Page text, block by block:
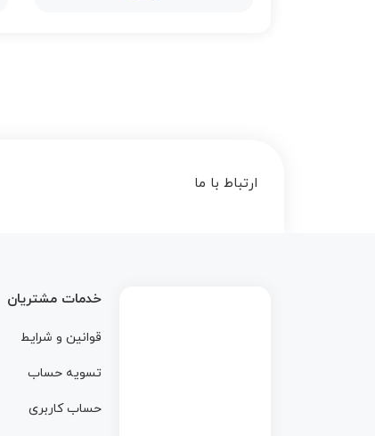
ارتباط با ما
خدمات مشتریان
قوانین و شرایط
تسویه حساب
حساب کاربری